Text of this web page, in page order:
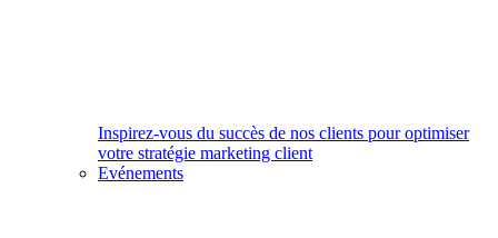
Inspirez-vous du succès de nos clients pour optimiser
votre stratégie marketing client
Evénements